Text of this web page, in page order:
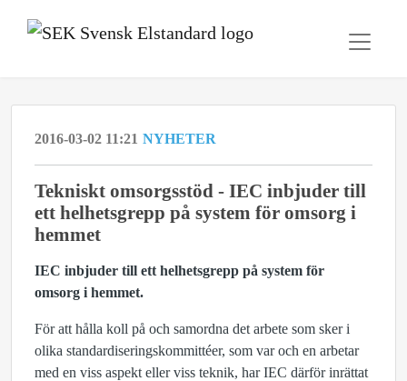
2016-03-02 11:21 NYHETER
​Tekniskt omsorgsstöd - IEC inbjuder till
ett helhetsgrepp på system för omsorg i
hemmet
IEC inbjuder till ett helhetsgrepp på system för
omsorg i hemmet.
För att hålla koll på och samordna det arbete som sker i
olika standardiseringskommittéer, som var och en arbetar
med en viss aspekt eller viss teknik, har IEC därför inrättat